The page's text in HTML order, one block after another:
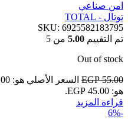
امن صناعي
توتال - TOTAL
SKU: 6925582183795
تم التقييم 5.00 من 5
Out of stock
EGP55.00 السعر الأصلي هو: EGP 55.00.
هو: EGP 45.00.
قراءة المزيد
-6%